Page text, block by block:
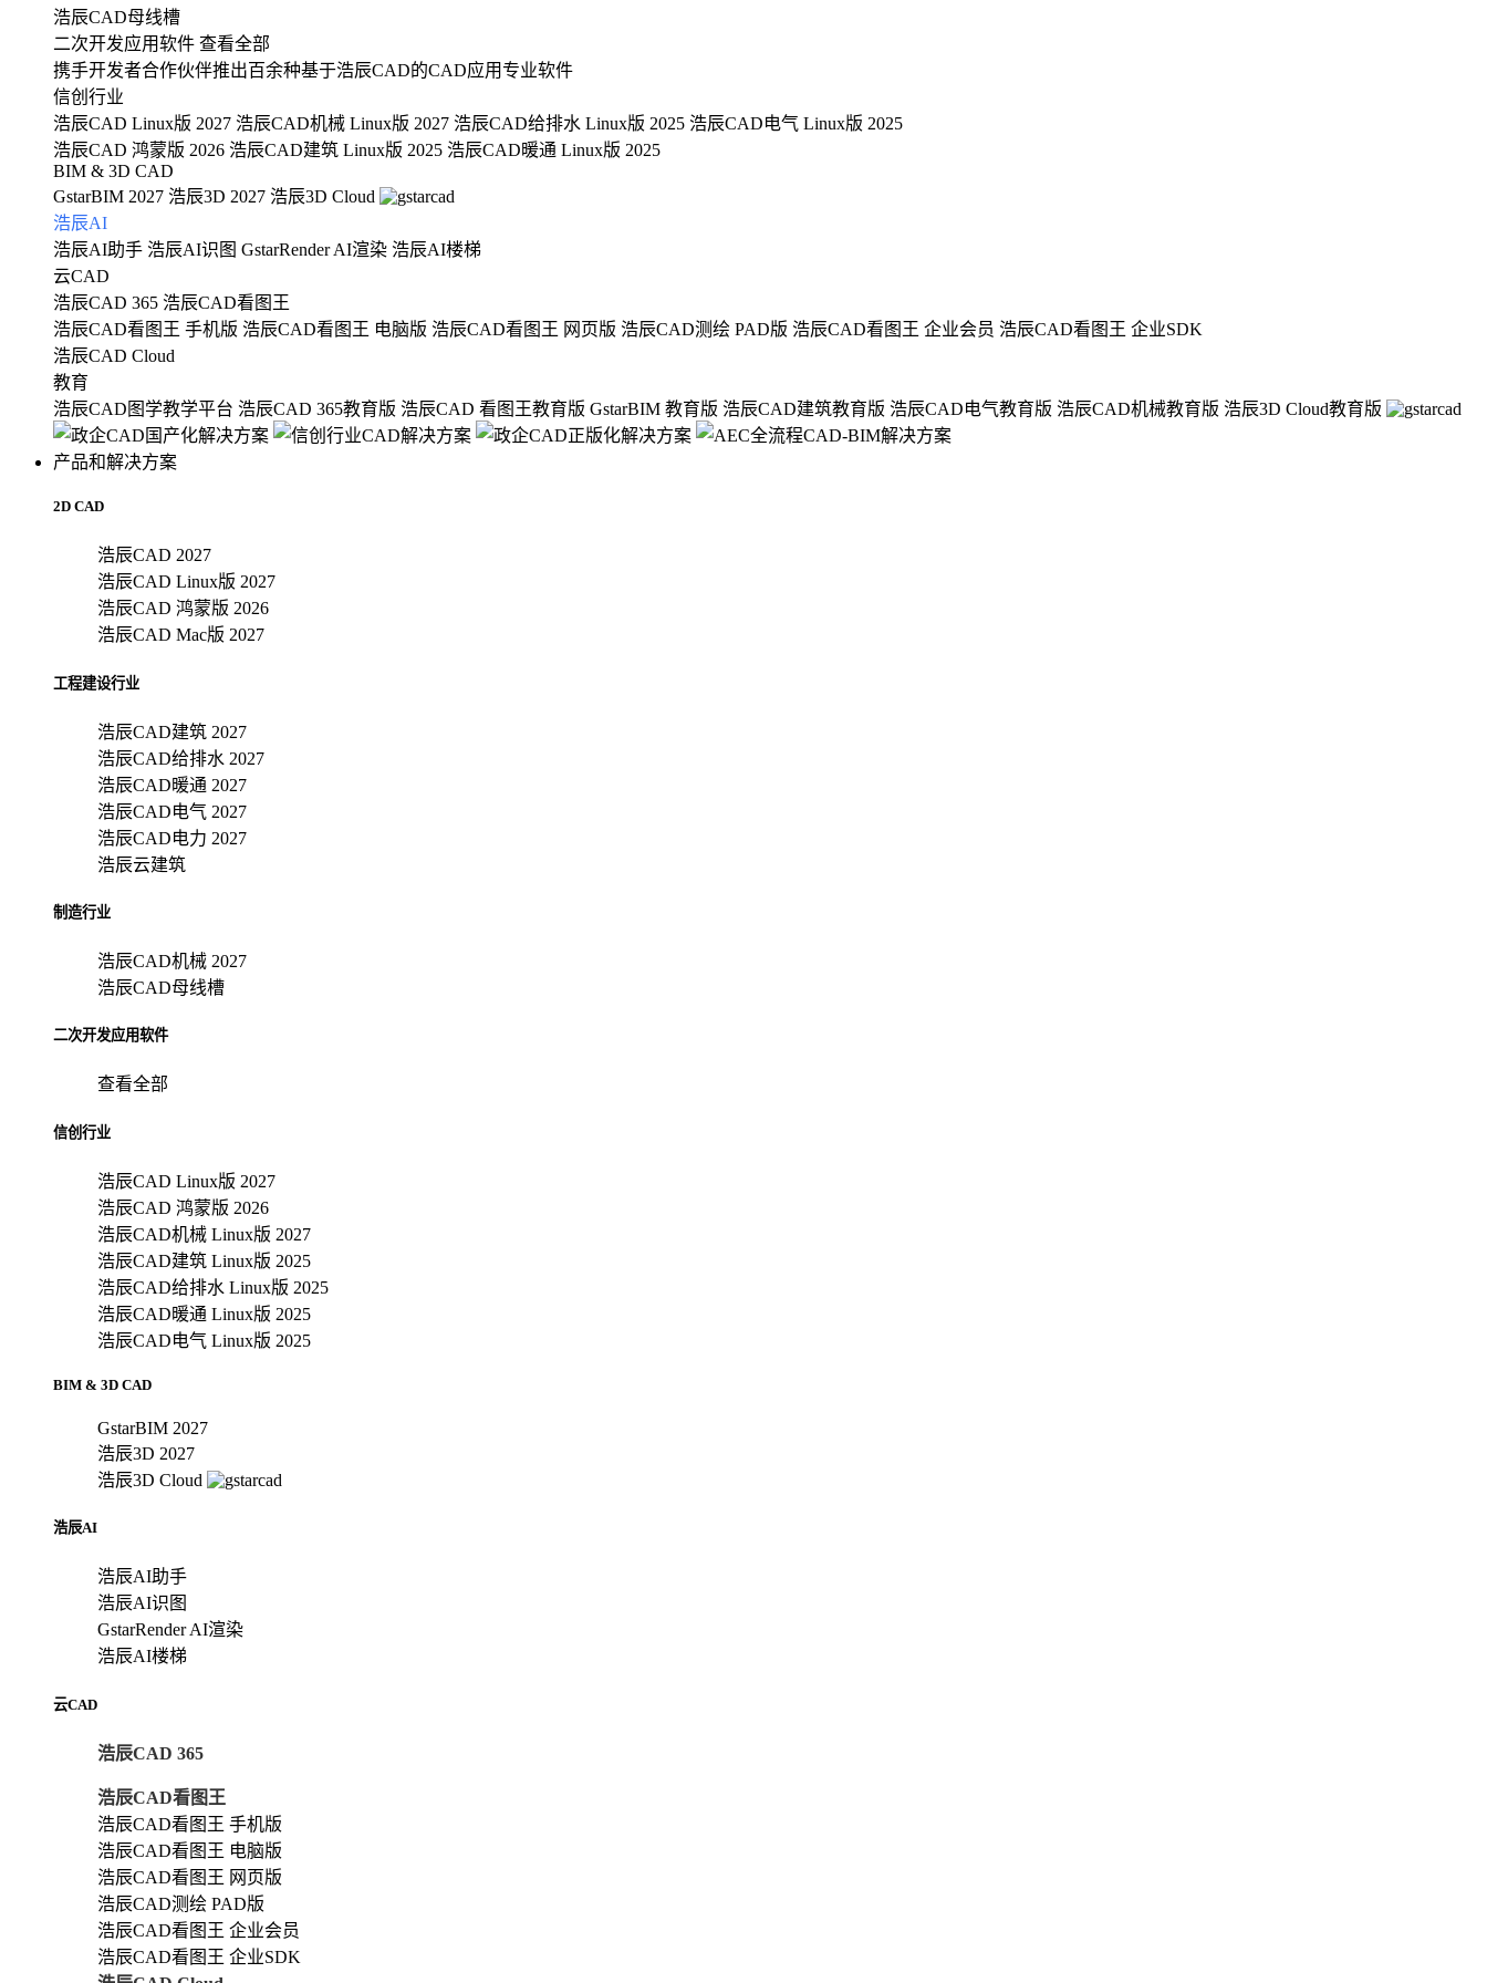
浩辰CAD母线槽
二次开发应用软件 查看全部
携手开发者合作伙伴推出百余种基于浩辰CAD的CAD应用专业软件
信创行业
浩辰CAD Linux版 2027 浩辰CAD机械 Linux版 2027 浩辰CAD给排水 Linux版 2025 浩辰CAD电气 Linux版 2025
浩辰CAD 鸿蒙版 2026 浩辰CAD建筑 Linux版 2025 浩辰CAD暖通 Linux版 2025
BIM & 3D CAD
GstarBIM 2027 浩辰3D 2027 浩辰3D Cloud
浩辰AI
浩辰AI助手 浩辰AI识图 GstarRender AI渲染 浩辰AI楼梯
云CAD
浩辰CAD 365 浩辰CAD看图王
浩辰CAD看图王 手机版 浩辰CAD看图王 电脑版 浩辰CAD看图王 网页版 浩辰CAD测绘 PAD版 浩辰CAD看图王 企业会员 浩辰CAD看图王 企业SDK
浩辰CAD Cloud
教育
浩辰CAD图学教学平台 浩辰CAD 365教育版 浩辰CAD 看图王教育版 GstarBIM 教育版 浩辰CAD建筑教育版 浩辰CAD电气教育版 浩辰CAD机械教育版 浩辰3D Cloud教育版
产品和解决方案
2D CAD
浩辰CAD 2027
浩辰CAD Linux版 2027
浩辰CAD 鸿蒙版 2026
浩辰CAD Mac版 2027
工程建设行业
浩辰CAD建筑 2027
浩辰CAD给排水 2027
浩辰CAD暖通 2027
浩辰CAD电气 2027
浩辰CAD电力 2027
浩辰云建筑
制造行业
浩辰CAD机械 2027
浩辰CAD母线槽
二次开发应用软件
查看全部
信创行业
浩辰CAD Linux版 2027
浩辰CAD 鸿蒙版 2026
浩辰CAD机械 Linux版 2027
浩辰CAD建筑 Linux版 2025
浩辰CAD给排水 Linux版 2025
浩辰CAD暖通 Linux版 2025
浩辰CAD电气 Linux版 2025
BIM & 3D CAD
GstarBIM 2027
浩辰3D 2027
浩辰3D Cloud
浩辰AI
浩辰AI助手
浩辰AI识图
GstarRender AI渲染
浩辰AI楼梯
云CAD
浩辰CAD 365
浩辰CAD看图王
浩辰CAD看图王 手机版
浩辰CAD看图王 电脑版
浩辰CAD看图王 网页版
浩辰CAD测绘 PAD版
浩辰CAD看图王 企业会员
浩辰CAD看图王 企业SDK